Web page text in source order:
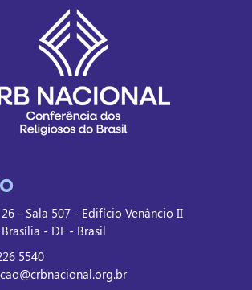
- Sala 507 - Edifício Venâncio II
- DF - Brasil
5540